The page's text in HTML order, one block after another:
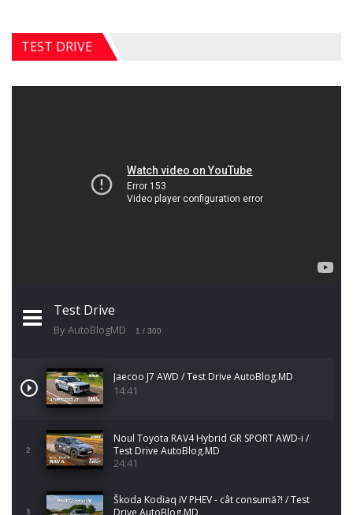
TEST DRIVE
Test Drive
By AutoBlogMD 1 / 300
Jaecoo J7 AWD / Test Drive AutoBlog.MD
14:41
2
Noul Toyota RAV4 Hybrid GR SPORT AWD-i /
Test Drive AutoBlog.MD
24:41
3
Škoda Kodiaq iV PHEV - cât consumă?! / Test
Drive AutoBlog.MD